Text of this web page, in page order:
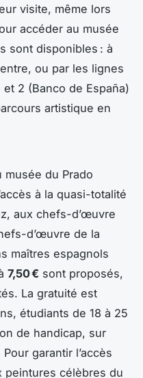
visite, même lors
accéder au musée
sont disponibles : à
ou par les lignes
2 (Banco de España)
artistique en
du Prado
à la quasi-totalité
aux chefs-d’œuvre
d’œuvre de la
maîtres espagnols
7,50 € sont proposés,
La gratuité est
étudiants de 18 à 25
de handicap, sur
garantir l’accès
peintures célèbres du